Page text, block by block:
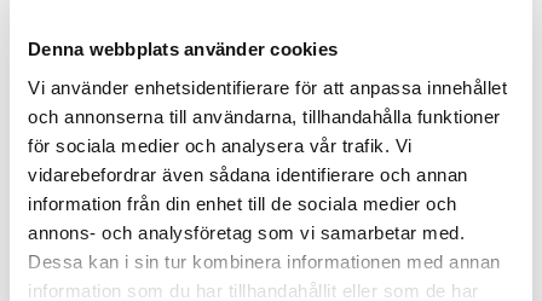
Denna webbplats använder cookies
Vi använder enhetsidentifierare för att anpassa innehållet
och annonserna till användarna, tillhandahålla funktioner
för sociala medier och analysera vår trafik. Vi
vidarebefordrar även sådana identifierare och annan
information från din enhet till de sociala medier och
annons- och analysföretag som vi samarbetar med.
Dessa kan i sin tur kombinera informationen med annan
information som du har tillhandahållit eller som de har
OM SLUTA GRÄV
VÅR STORY
NYHETER
PRESSMEDDELANDE
BLI INSTALLATÖR
PARTNER LOGIN
COOKIEPOLICY